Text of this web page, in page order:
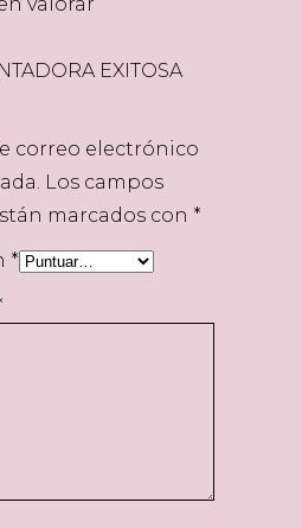
EXITOSA
correo electrónico
Los campos
marcados con *
*